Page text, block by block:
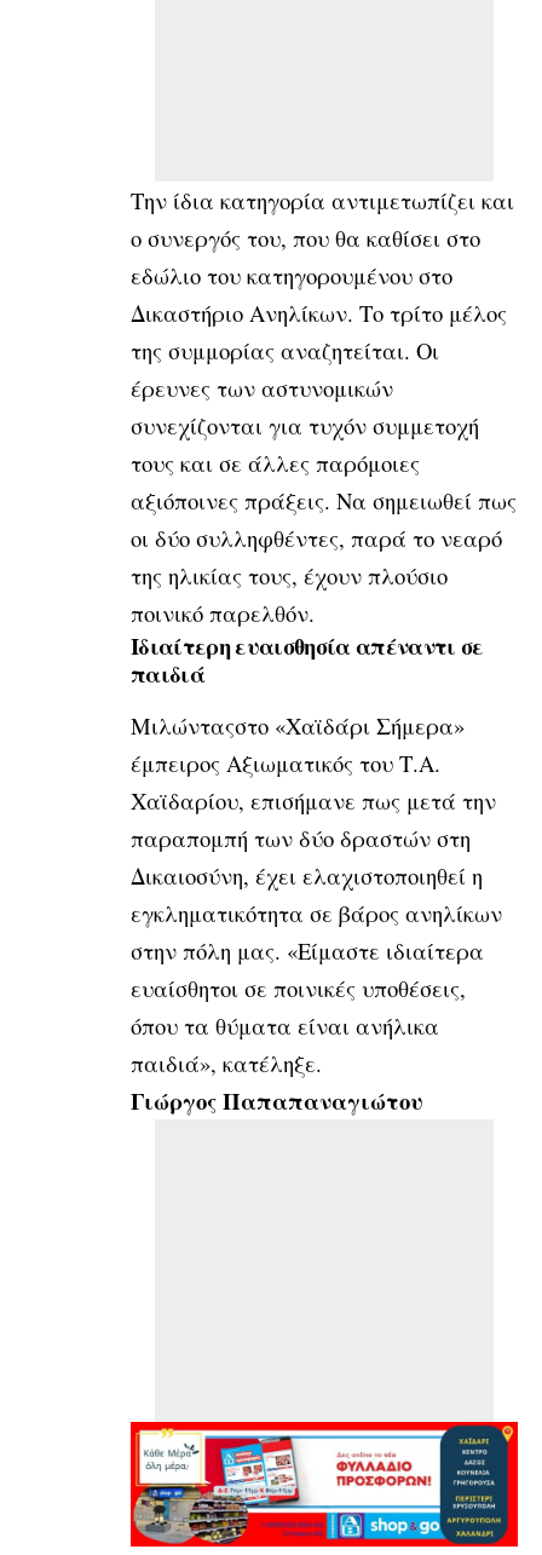
Την ίδια κατηγορία αντιμετωπίζει και
ο συνεργός του, που θα καθίσει στο
εδώλιο του κατηγορουμένου στο
Δικαστήριο Ανηλίκων. Το τρίτο μέλος
της συμμορίας αναζητείται. Οι
έρευνες των αστυνομικών
συνεχίζονται για τυχόν συμμετοχή
τους και σε άλλες παρόμοιες
αξιόποινες πράξεις. Να σημειωθεί πως
οι δύο συλληφθέντες, παρά το νεαρό
της ηλικίας τους, έχουν πλούσιο
ποινικό παρελθόν.
Ιδιαίτερη ευαισθησία απέναντι σε
παιδιά
Μιλώνταςστο «Χαϊδάρι Σήμερα»
έμπειρος Αξιωματικός του Τ.Α.
Χαϊδαρίου, επισήμανε πως μετά την
παραπομπή των δύο δραστών στη
Δικαιοσύνη, έχει ελαχιστοποιηθεί η
εγκληματικότητα σε βάρος ανηλίκων
στην πόλη μας. «Είμαστε ιδιαίτερα
ευαίσθητοι σε ποινικές υποθέσεις,
όπου τα θύματα είναι ανήλικα
παιδιά», κατέληξε.
Γιώργος Παπαπαναγιώτου